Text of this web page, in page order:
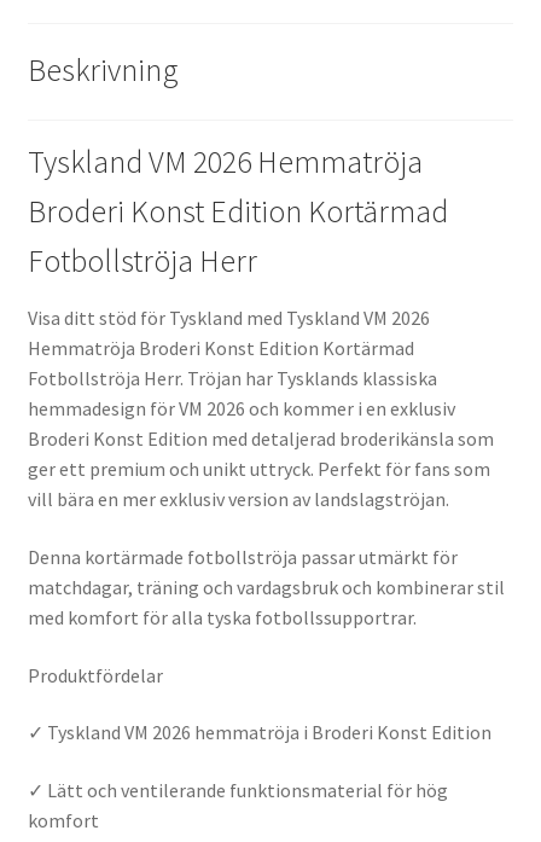
Beskrivning
Tyskland VM 2026 Hemmatröja
Broderi Konst Edition Kortärmad
Fotbollströja Herr
Visa ditt stöd för Tyskland med Tyskland VM 2026
Hemmatröja Broderi Konst Edition Kortärmad
Fotbollströja Herr. Tröjan har Tysklands klassiska
hemmadesign för VM 2026 och kommer i en exklusiv
Broderi Konst Edition med detaljerad broderikänsla som
ger ett premium och unikt uttryck. Perfekt för fans som
vill bära en mer exklusiv version av landslagströjan.
Denna kortärmade fotbollströja passar utmärkt för
matchdagar, träning och vardagsbruk och kombinerar stil
med komfort för alla tyska fotbollssupportrar.
Produktfördelar
✓ Tyskland VM 2026 hemmatröja i Broderi Konst Edition
✓ Lätt och ventilerande funktionsmaterial för hög
komfort